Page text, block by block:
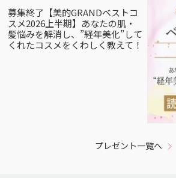
募集終了【美的GRANDベストコ
スメ2026上半期】あなたの肌・
髪悩みを解消し、”経年美化”して
くれたコスメをくわしく教えて！
プレゼント一覧へ